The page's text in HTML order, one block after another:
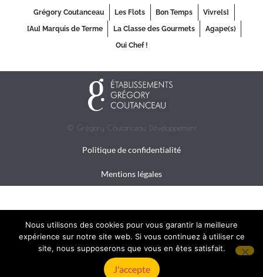
Grégory Coutanceau Les Flots Bon Temps
Vivre[s]
[Au] Marquis de Terme
La Classe des Gourmets
Agape(s)
Oui Chef !
© Grégory Coutanceau Développement
Politique de confidentialité
Mentions légales
Nous utilisons des cookies pour vous garantir la meilleure
expérience sur notre site web. Si vous continuez à utiliser ce
site, nous supposerons que vous en êtes satisfait.
J'accepte